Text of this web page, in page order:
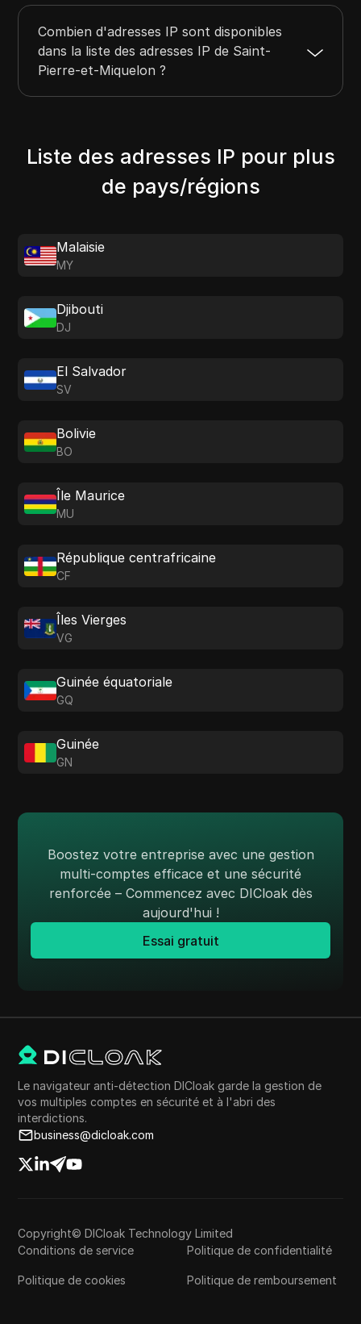
Combien d'adresses IP sont disponibles
dans la liste des adresses IP de Saint-
Pierre-et-Miquelon ?
Liste des adresses IP pour plus
de pays/régions
Malaisie
MY
Djibouti
DJ
El Salvador
SV
Bolivie
BO
Île Maurice
MU
République centrafricaine
CF
Îles Vierges
VG
Guinée équatoriale
GQ
Guinée
GN
Boostez votre entreprise avec une gestion
multi-comptes efficace et une sécurité
renforcée – Commencez avec DICloak dès
aujourd'hui !
Essai gratuit
Le navigateur anti-détection DICloak garde la gestion de
vos multiples comptes en sécurité et à l'abri des
interdictions.
business@dicloak.com
Copyright© DICloak Technology Limited
Conditions de service
Politique de confidentialité
Politique de cookies Politique de remboursement